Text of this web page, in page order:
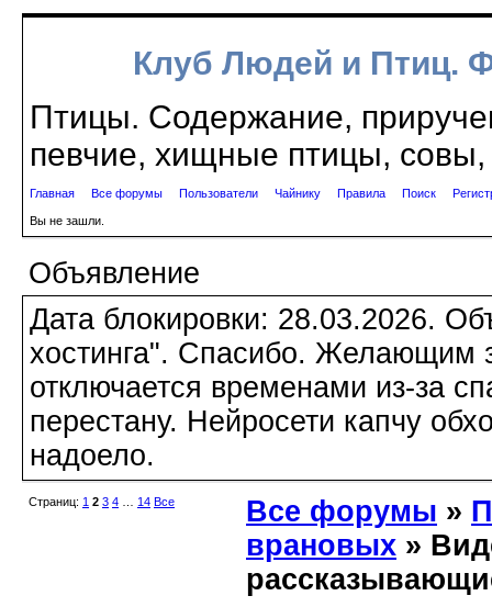
Клуб Людей и Птиц.
Птицы. Содержание,
певчие, хищные птицы, совы,
Главная Все форумы Пользователи Чайнику Правила Поиск
Вы не зашли.
Объявление
Дата блокировки: 28.03.2026.
хостинга". Спасибо. Желающим
отключается временами из-за
перестану. Нейросети капчу
надоело.
Страниц: 1 2 3 4 14 Все Все форумы »
врановых »